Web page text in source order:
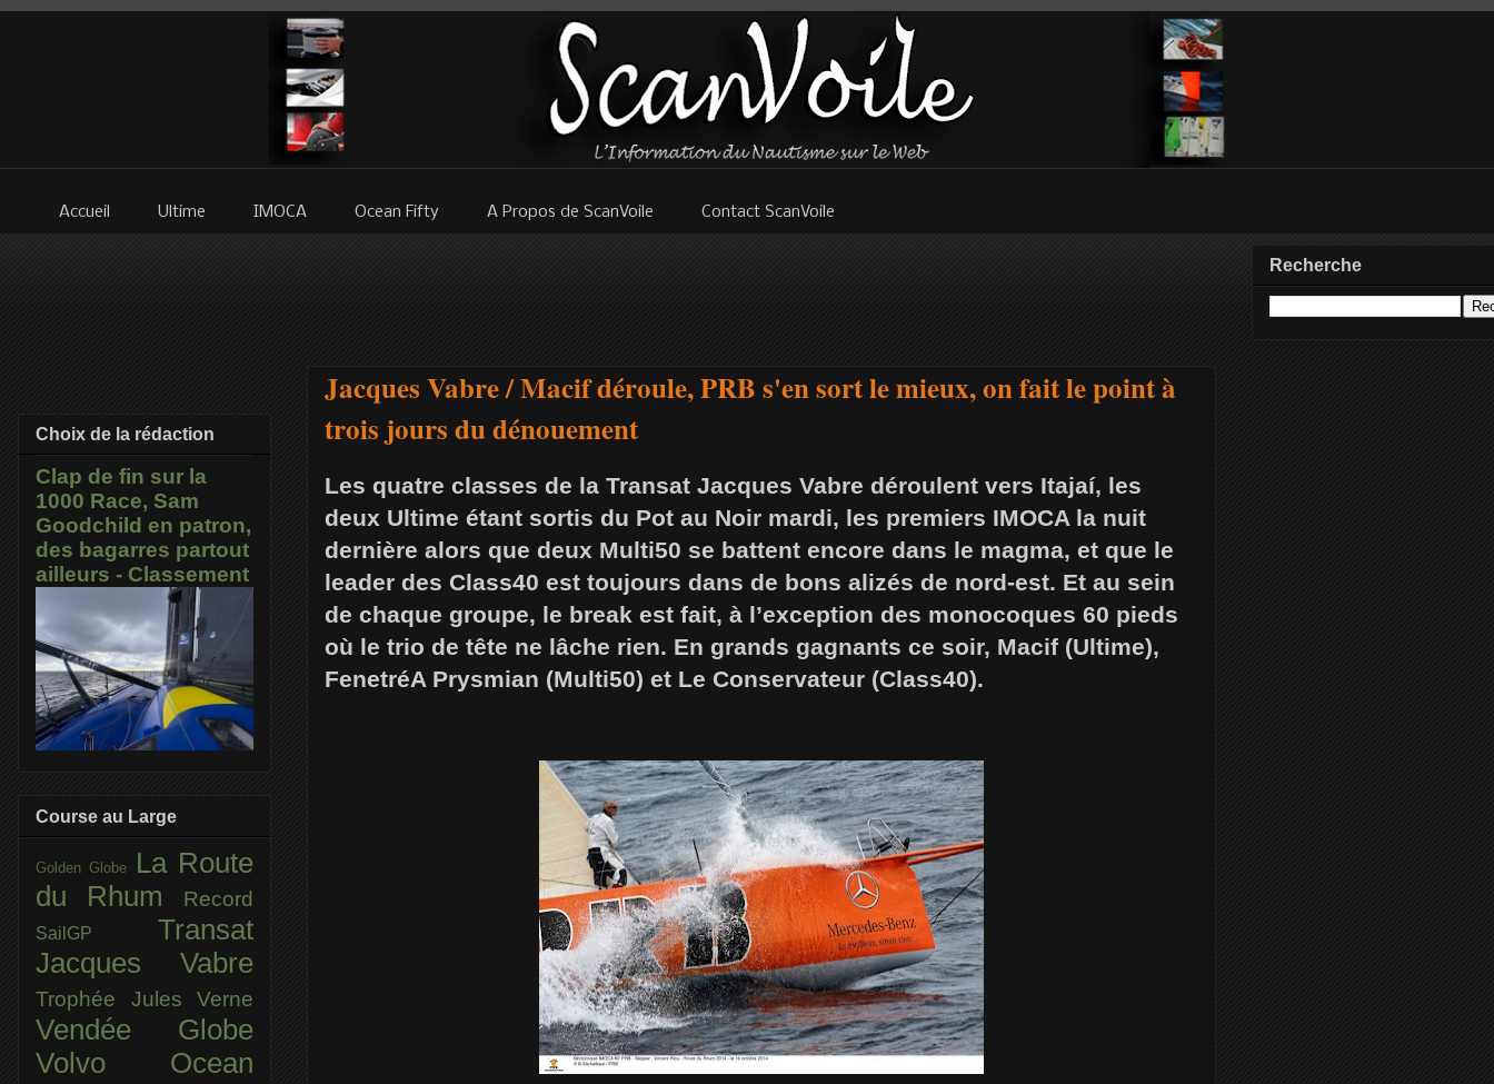
Accueil Ultime IMOCA Ocean Fifty A Propos de ScanVoile Contact ScanVoile
Jacques Vabre / Macif déroule, PRB s'en sort le mieux, on fait le point à
trois jours du dénouement
Les quatre classes de la Transat Jacques Vabre déroulent vers Itajaí, les
deux Ultime étant sortis du Pot au Noir mardi, les premiers IMOCA la nuit
dernière alors que deux Multi50 se battent encore dans le magma, et que le
leader des Class40 est toujours dans de bons alizés de nord-est. Et au sein
de chaque groupe, le break est fait, à l’exception des monocoques 60 pieds
où le trio de tête ne lâche rien. En grands gagnants ce soir, Macif (Ultime),
FenetréA Prysmian (Multi50) et Le Conservateur (Class40).
Choix de la rédaction
Clap de fin sur la
1000 Race, Sam
Goodchild en patron,
des bagarres partout
ailleurs - Classement
Course au Large
Golden Globe
La Route
du Rhum
Record
SailGP Transat
Jacques Vabre
Trophée Jules Verne
Vendée Globe
Volvo Ocean
Recherche